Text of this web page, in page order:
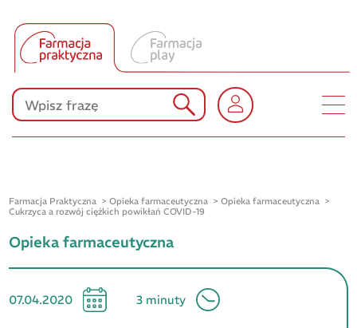
Produkty Polpharmy
KONKURSY
Farmacja Praktyczna Opieka farmaceutyczna
Opieka farmaceutyczna
Cukrzyca a rozwój ciężkich powikłań COVID-19
Opieka farmaceutyczna
07.04.2020 3 minuty